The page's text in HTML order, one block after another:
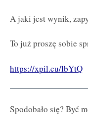
A jaki jest wynik,
To już proszę sobie
https://xpil.eu/lbYtQ
Spodobało się? Być